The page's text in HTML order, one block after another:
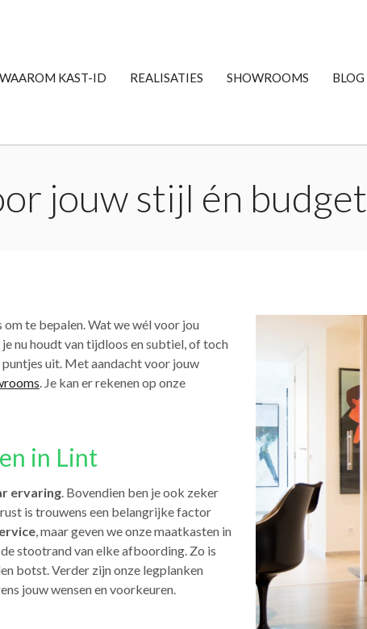
WAAROM KAST-ID REALISATIES SHOWROOMS BLOG
jouw stijl én budget
te bepalen. Wat we wél voor jou
je nu houdt van tijdloos en subtiel, of toch
uit. Met aandacht voor jouw
. Je kan er rekenen op onze
in Lint
ervaring. Bovendien ben je ook zeker
is trouwens een belangrijke factor
, maar geven we onze maatkasten in
stootrand van elke afboording. Zo is
botst. Verder zijn onze legplanken
jouw wensen en voorkeuren.